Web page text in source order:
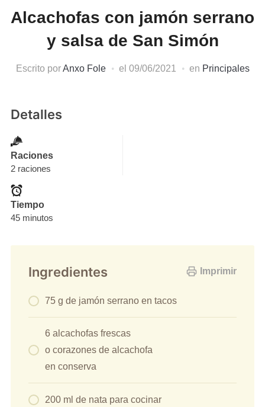
Alcachofas con jamón serrano
y salsa de San Simón
Escrito porAnxo Fole el 09/06/2021 en Principales
Detalles
Raciones
2 raciones
Tiempo
45 minutos
Imprimir
Ingredientes
75 g de jamón serrano en tacos
6 alcachofas frescas
o corazones de alcachofa
en conserva
200 ml de nata para cocinar